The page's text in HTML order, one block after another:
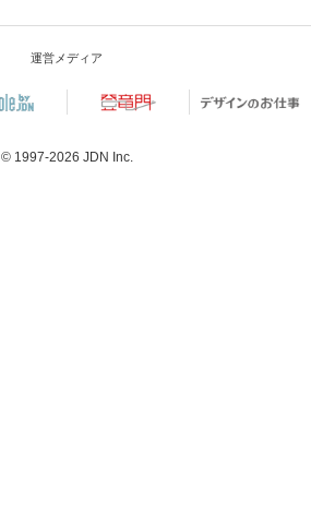
運営メディア
© 1997-2026 JDN Inc.